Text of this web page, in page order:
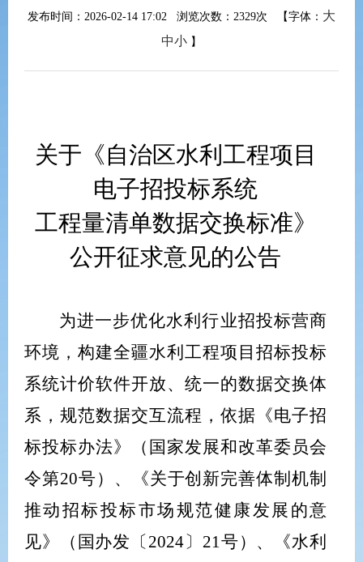
发布时间：2026-02-14 17:02 浏览次数： 2329次 【字体： 大
中小 】
关于《自治区水利工程项目
电子招投标系统
工程量清单数据交换标准》
公开征求意见的公告
为进一步优化水利行业招投标营商
环境， 构建全疆水利工程项目招标投标
系统计价软件开放、统一的数据交换体
系，规范数据交互流程，依据《电子招
标投标办法》（国家发展和改革委员会
令第20号）、
《关于创新完善体制机制
推动招标投标市场规范健康发展的意
见》（国办发 〔 2024〕 21号）、
《水利